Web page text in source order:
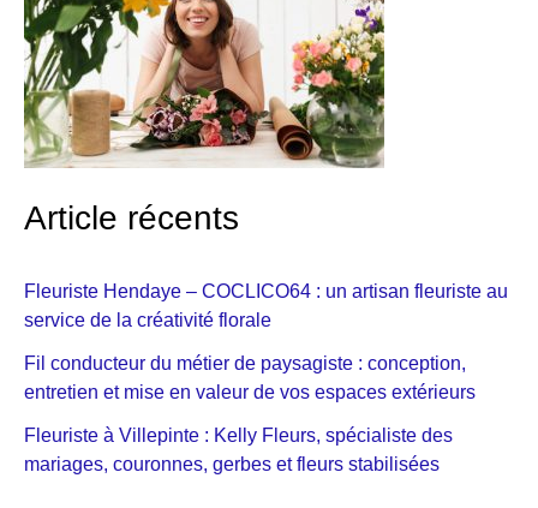
Article récents
Fleuriste Hendaye – COCLICO64 : un artisan fleuriste au
service de la créativité florale
Fil conducteur du métier de paysagiste : conception,
entretien et mise en valeur de vos espaces extérieurs
Fleuriste à Villepinte : Kelly Fleurs, spécialiste des
mariages, couronnes, gerbes et fleurs stabilisées